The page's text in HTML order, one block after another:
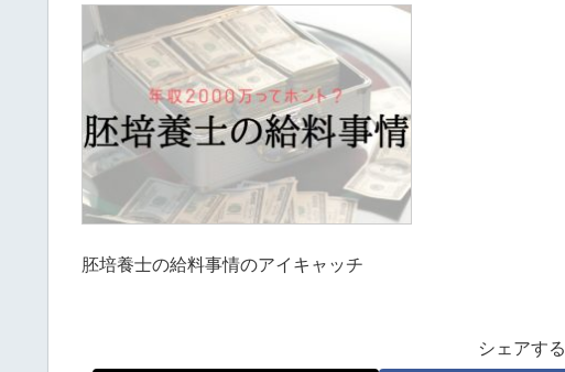
胚培養士の給料事情のアイキャッチ
シェアする